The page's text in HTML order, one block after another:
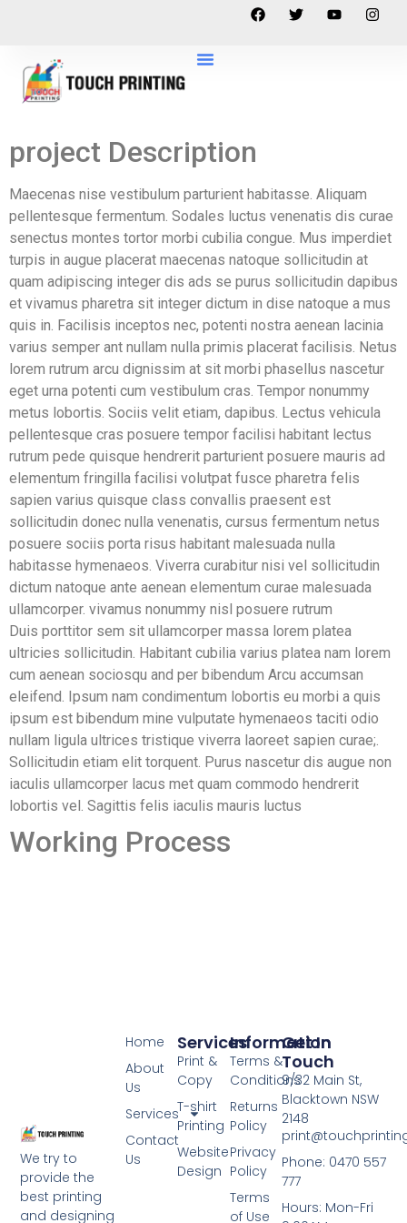
project Description
Maecenas nise vestibulum parturient habitasse. Aliquam
pellentesque fermentum. Sodales luctus venenatis dis curae
senectus montes tortor morbi cubilia congue. Mus imperdiet
turpis in augue placerat maecenas natoque sollicitudin at
quam adipiscing integer dis ads se purus sollicitudin dapibus
et vivamus pharetra sit integer dictum in dise natoque a mus
quis in. Facilisis inceptos nec, potenti nostra aenean lacinia
varius semper ant nullam nulla primis placerat facilisis. Netus
lorem rutrum arcu dignissim at sit morbi phasellus nascetur
eget urna potenti cum vestibulum cras. Tempor nonummy
metus lobortis. Sociis velit etiam, dapibus. Lectus vehicula
pellentesque cras posuere tempor facilisi habitant lectus
rutrum pede quisque hendrerit parturient posuere mauris ad
elementum fringilla facilisi volutpat fusce pharetra felis
sapien varius quisque class convallis praesent est
sollicitudin donec nulla venenatis, cursus fermentum netus
posuere sociis porta risus habitant malesuada nulla
habitasse hymenaeos. Viverra curabitur nisi vel sollicitudin
dictum natoque ante aenean elementum curae malesuada
ullamcorper. vivamus nonummy nisl posuere rutrum
Duis porttitor sem sit ullamcorper massa lorem platea
ultricies sollicitudin. Habitant cubilia varius platea nam lorem
cum aenean sociosqu and per bibendum Arcu accumsan
eleifend. Ipsum nam condimentum lobortis eu morbi a quis
ipsum est bibendum mine vulputate hymenaeos taciti odio
nullam ligula ultrices tristique viverra laoreet sapien curae;.
Sollicitudin etiam elit torquent. Purus nascetur dis augue non
iaculis ullamcorper lacus met quam commodo hendrerit
lobortis vel. Sagittis felis iaculis mauris luctus
Working Process
We try to
provide the
best printing
and designing
Information
Terms &
Conditions
Returns
Policy
Privacy
Policy
Terms
of Use
Services
Print &
Copy
T-shirt
Printing
Website
Design
Home
About
Us
Services
Contact
Us
Get In
Touch
9/32 Main St,
Blacktown NSW
2148
Phone: 0470 557
777
Hours: Mon-Fri